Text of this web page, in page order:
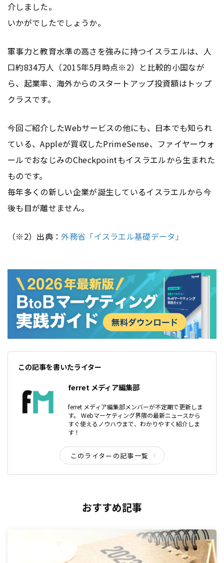
介しました。
いかがでしたでしょうか。
軍事力と教育水準の高さを強みに持つイスラエルは、人
口約834万人（2015年5月時点※2）と比較的小国なが
ら、起業率、海外からのスタートアップ投資額はトップ
クラスです。
今回ご紹介したWebサービスの他にも、日本でも知られ
ている、Appleが買収したPrimeSense、ファイヤーウォ
ールでおなじみのCheckpointもイスラエルから生まれた
ものです。
毎年多くの新しい企業が誕生しているイスラエルから今
後も目が離せません。
（※2）出典：外務省「イスラエル基礎データ」
この記事を書いたライター
ferret メディア編集部
ferret メディア編集部メンバーが不定期で更新しま
す。 Webマーケティング界隈の最新ニュースから
すぐ使えるノウハウまで、わかりやすく紹介しま
す！
このライターの記事一覧
おすすめ記事